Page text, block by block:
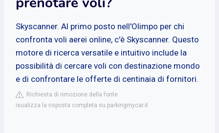
Skyscanner. Al primo posto nell'Olimpo per chi
confronta voli aerei online, c'è Skyscanner. Questo
motore di ricerca versatile e intuitivo include la
possibilità di cercare voli con destinazione mondo
e di confrontare le offerte di centinaia di fornitori.
Richiesta di rimozione della fonte
isualizza la risposta completa su parkingmycar.it